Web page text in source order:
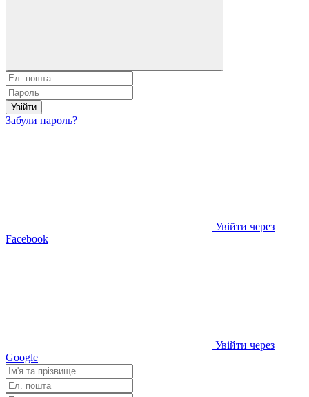
Увійти
Забули пароль?
Увійти через
Facebook
Увійти через
Google